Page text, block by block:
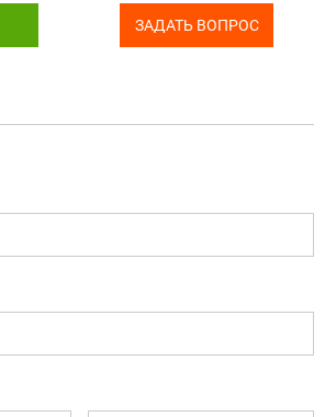
ЗАДАТЬ ВОПРОС